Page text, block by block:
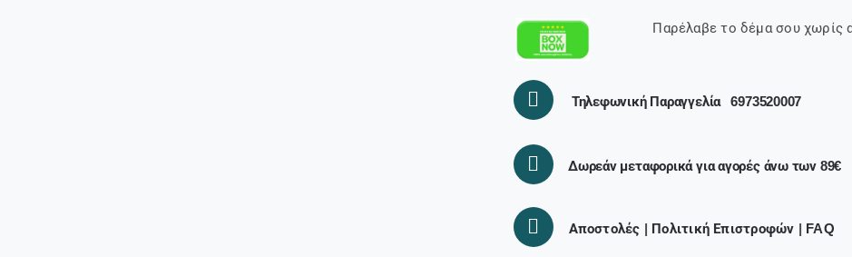
Παρέλαβε το δέμα σου χωρίς
Τηλεφωνική Παραγγελία6973520007
Δωρεάν μεταφορικά για αγορές άνω των 89€
Αποστολές | Πολιτική Επιστροφών | FAQ